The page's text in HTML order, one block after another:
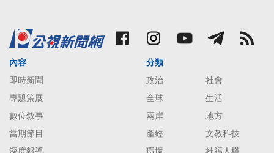
內容
即時新聞
專題策展
數位敘事
當期節目
分類
政治
社會
全球
生活
兩岸
地方
產經
文教科技